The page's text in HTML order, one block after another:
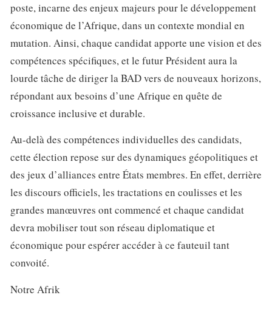
poste, incarne des enjeux majeurs pour le développement
économique de l’Afrique, dans un contexte mondial en
mutation. Ainsi, chaque candidat apporte une vision et des
compétences spécifiques, et le futur Président aura la
lourde tâche de diriger la BAD vers de nouveaux horizons,
répondant aux besoins d’une Afrique en quête de
croissance inclusive et durable.
Au-delà des compétences individuelles des candidats,
cette élection repose sur des dynamiques géopolitiques et
des jeux d’alliances entre États membres. En effet, derrière
les discours officiels, les tractations en coulisses et les
grandes manœuvres ont commencé et chaque candidat
devra mobiliser tout son réseau diplomatique et
économique pour espérer accéder à ce fauteuil tant
convoité.
Notre Afrik